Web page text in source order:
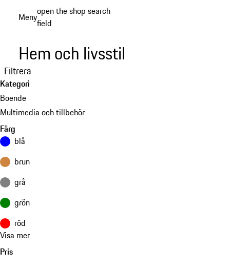
Menyopen the shop search
field
Hem och livsstil
Filtrera
Kategori
Boende
Multimedia och tillbehör
Färg
blå
brun
grå
grön
röd
Visa mer
Pris